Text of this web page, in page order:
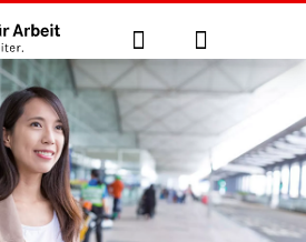
Suche Anmelden